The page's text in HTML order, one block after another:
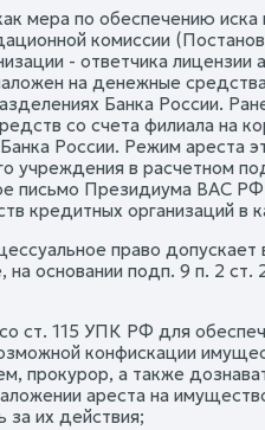
мера по обеспечению
комиссии
- ответчика
на денежные
Банка России.
со счета филиала на
России. Режим ареста
учреждения в расчетном
письмо Президиума ВАС РФ
кредитных организаций в
право
на основании подп. 9 п. 2 ст.
ст. 115 УПК РФ для
конфискации
прокурор, а также
ареста на
за их действия;